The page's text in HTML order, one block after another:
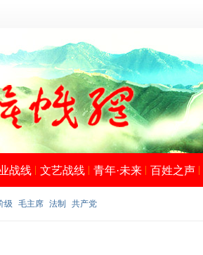
战线 文艺战线 青年·未来 百姓之声
级 毛主席 法制 共产党